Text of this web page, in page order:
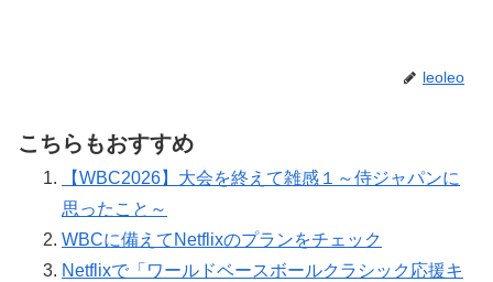
leoleo
こちらもおすすめ
【WBC2026】大会を終えて雑感１～侍ジャパンに
思ったこと～
WBCに備えてNetflixのプランをチェック
Netflixで「ワールドベースボールクラシック応援キ